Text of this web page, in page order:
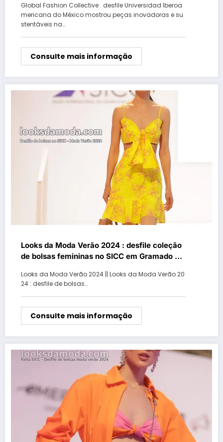
New York Fashion Week
Global Fashion Collective : desfile Universidad Iberoa
mericana do México mostrou peças inovadoras e su
stentáveis na…
Consulte mais informação
Looks da Moda Verão 2024 : desfile coleção
de bolsas femininas no SICC em Gramado –
Looks da Moda Verão 2024 || Looks da Moda Verão 20
24 : desfile de bolsas…
Consulte mais informação